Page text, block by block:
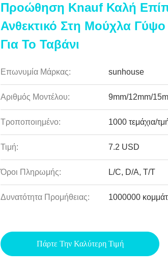
Προώθηση Knauf Καλή
Ανθεκτικό Στη Μούχλα
Για Το Ταβάνι
Επωνυμία Μάρκας: sunhouse
Αριθμός Μοντέλου: 9mm/12mm/
Τροποποιημένο: 1000 τεμάχια/
Τιμή: 7.2 USD
Όροι Πληρωμής: L/C, D/A, T/T
Δυνατότητα Προμήθειας: 1000000
Πάρτε Την Καλύτερη Τιμή